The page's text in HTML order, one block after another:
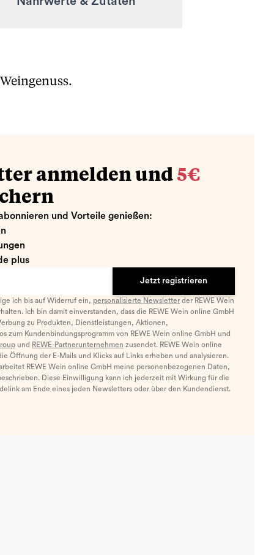
anmelden und 5€
und Vorteile genießen:
plus
Jetzt registrieren
ich bis auf Widerruf ein, personalisierte Newsletterder REWE Wein
Ich bin damit einverstanden, dass die REWE Wein online GmbH
zu Produkten, Dienstleistungen, Aktionen,
zum Kundenbindungsprogramm von REWE Wein online GmbH und
und REWE-Partnerunternehmen zusendet. REWE Wein online
Öffnung der E-Mails und Klicks auf Links erheben und analysieren.
REWE Wein online GmbH meine personenbezogenen Daten,
Diese Einwilligung kann ich jederzeit mit Wirkung für die
am Ende eines jeden Newsletters oder über den Kundendienst.